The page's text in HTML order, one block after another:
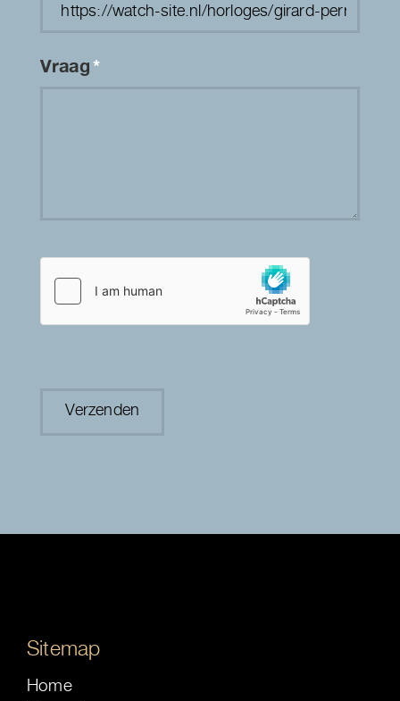
Vraag*
Sitemap
Home